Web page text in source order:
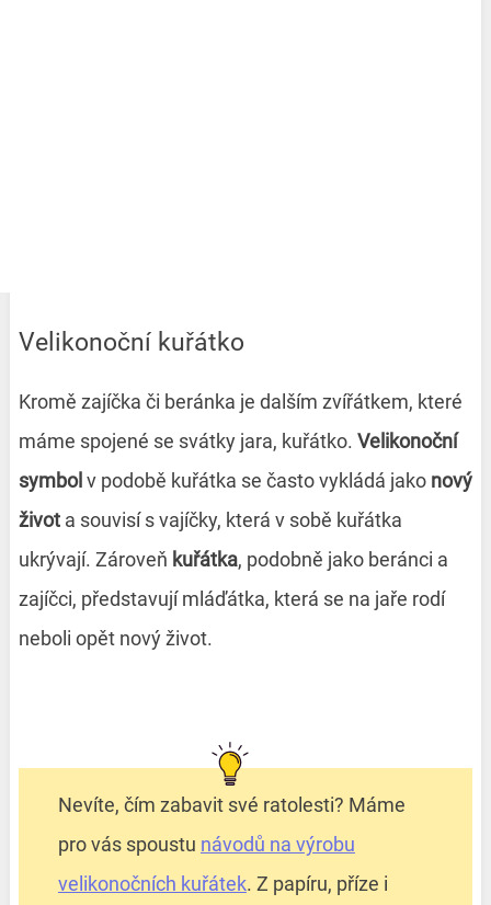
Velikonoční kuřátko
Kromě zajíčka či beránka je dalším zvířátkem, které
máme spojené se svátky jara, kuřátko. Velikonoční
symbol v podobě kuřátka se často vykládá jako nový
života souvisí s vajíčky, která v sobě kuřátka
ukrývají. Zároveň kuřátka, podobně jako beránci a
zajíčci, představují mláďátka, která se na jaře rodí
neboli opět nový život.
Nevíte, čím zabavit své ratolesti? Máme
pro vás spoustu návodů na výrobu
velikonočních kuřátek. Z papíru, příze i